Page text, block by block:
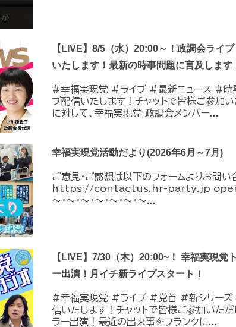
【LIVE】8/5（水）20:00～！政調会ライ
いたします！最新の時事問題に言及します
#幸福実現党 #ライブ #最新ニュース #
ブ配信いたします！チャットで皆様ご参加
に対して、幸福実現党 政調会メンバー...
幸福実現党活動だより(2026年6月～7月)
ご意見・ご感想は以下のフォームよりお問い
https://contactus.hr-party.jp
～・～・～・～・～・～・～...
【LIVE】7/30（木）20:00~！ 幸福実現
ー出演！月イチ新ライブスタート！
#幸福実現党 #ライブ #党首 #新シリー
信いたします！チャットで皆様ご参加いた
ラー出演！最近の出来事をフランクに...